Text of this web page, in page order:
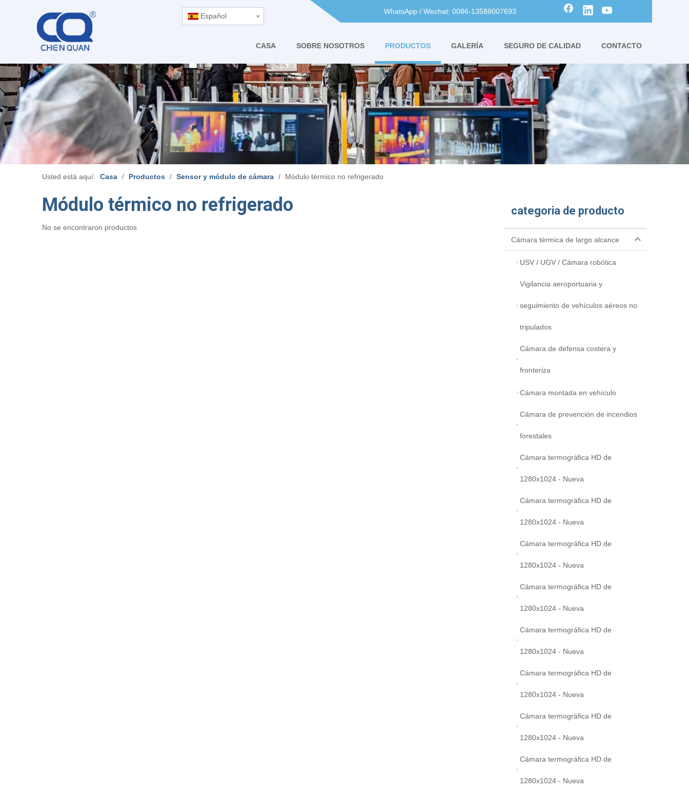
Español
WhatsApp / Wechat: 0086-13588007693
CASA SOBRE NOSOTROS PRODUCTOS GALERÍA SEGURO DE CALIDAD CONTACTO
Usted está aquí: Casa / Productos / Sensor y módulo de cámara / Módulo térmico no refrigerado
Módulo térmico no refrigerado
No se encontraron productos
categoria de producto
Cámara térmica de largo alcance
USV / UGV / Cámara robótica
Vigilancia aeroportuaria y
seguimiento de vehículos aéreos no
tripulados
Cámara de defensa costera y
fronteriza
Cámara montada en vehículo
Cámara de prevención de incendios
forestales
Cámara termográfica HD de
1280x1024 - Nueva
Cámara termográfica HD de
1280x1024 - Nueva
Cámara termográfica HD de
1280x1024 - Nueva
Cámara termográfica HD de
1280x1024 - Nueva
Cámara termográfica HD de
1280x1024 - Nueva
Cámara termográfica HD de
1280x1024 - Nueva
Cámara termográfica HD de
1280x1024 - Nueva
Cámara termográfica HD de
1280x1024 - Nueva